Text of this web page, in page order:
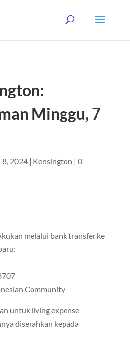
Minggu, 7
8, 2024| Kensington | 0
melalui bank transfer ke
Community
untuk living expense
diserahkan kepada